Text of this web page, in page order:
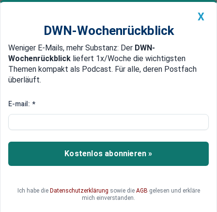
Newsticker MEIN DWN: Geldanlage Premium
Edelmetalle DWN-Magazin China
Litauen vor Machtwechsel:
Parlamentswahl
In Litauen setzen sich bei der Parlamentswahl
die Sozialdemokraten durch. Für den
Mitte-Links-Bündnis mit zwei anderen
Oppositionsparteien eingehen.
X
DWN-Wochenrückblick
Weniger E-Mails, mehr Substanz: Der DWN-
Wochenrückblick liefert 1x/Woche die wichtigsten
Themen kompakt als Podcast. Für alle, deren Postfach
überläuft.
E-mail: *
Kostenlos abonnieren »
Ich habe die Datenschutzerklärung sowie die AGB gelesen und erkläre
mich einverstanden.